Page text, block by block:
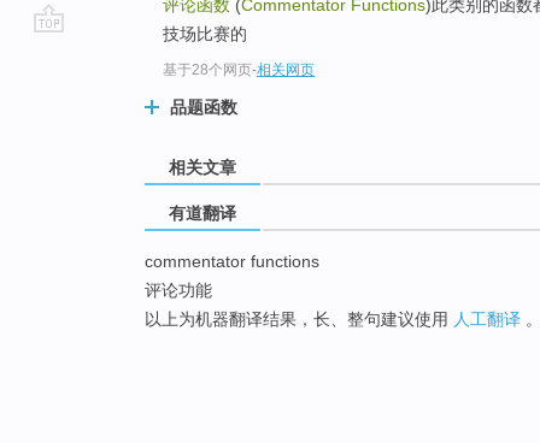
评论函数 (Commentator Functions)此类别的函数
技场比赛的
基于28个网页-相关网页
品题函数
相关文章
有道翻译
commentator functions
评论功能
以上为机器翻译结果，长、整句建议使用 人工翻译